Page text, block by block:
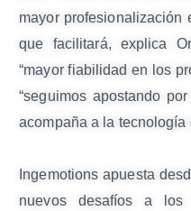
mayor profesionalización
que facilitará, explica
“mayor fiabilidad en los
“seguimos apostando
acompaña a la tecnología
Ingemotions apuesta
nuevos desafíos a